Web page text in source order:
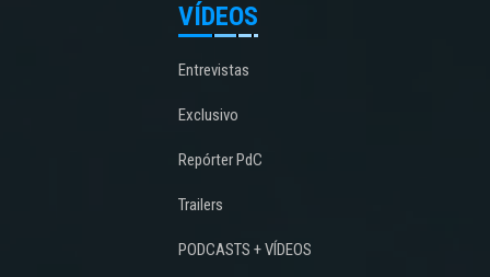
VÍDEOS
Entrevistas
Exclusivo
Repórter PdC
Trailers
PODCASTS + VÍDEOS